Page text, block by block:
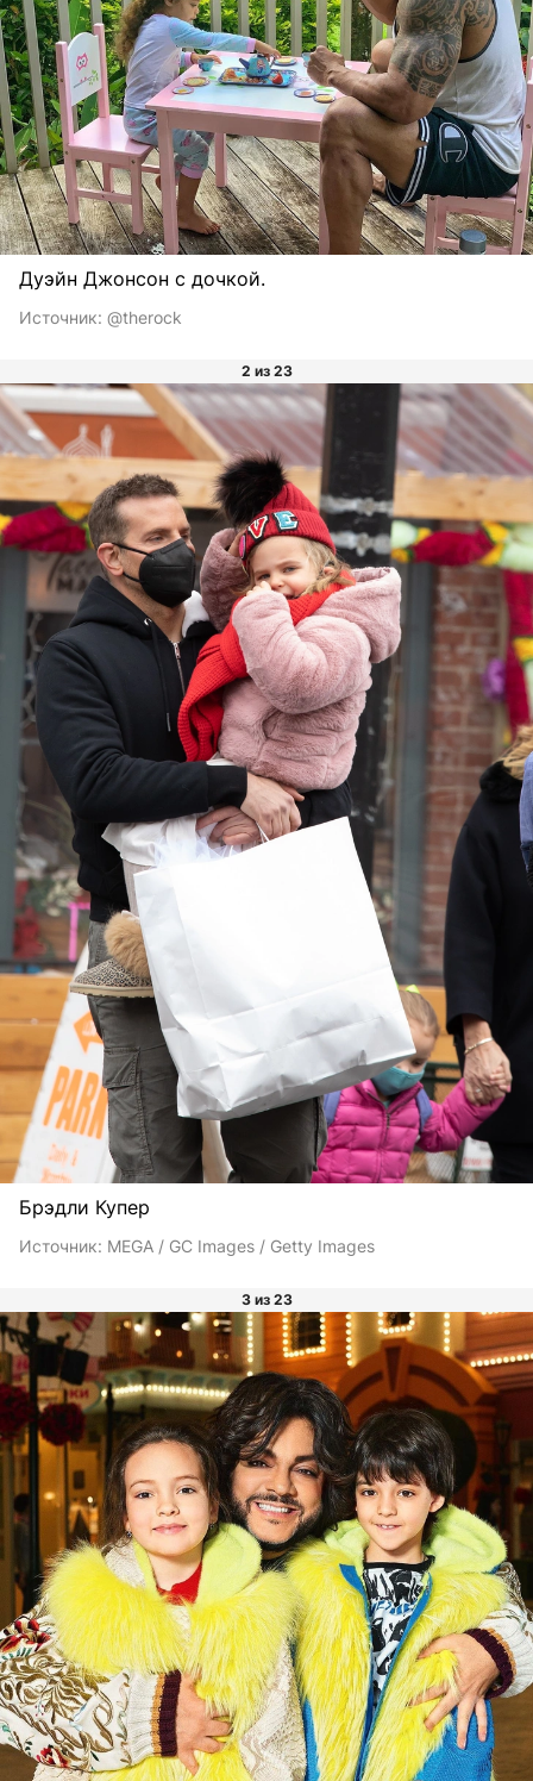
Дуэйн Джонсон с дочкой.
Источник: @therock
2 из 23
Брэдли Купер
Источник: MEGA / GC Images / Getty Images
3 из 23